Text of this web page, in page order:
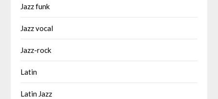
Jazz funk
Jazz vocal
Jazz-rock
Latin
Latin Jazz